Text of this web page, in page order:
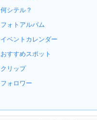
何シテル？
フォトアルバム
イベントカレンダー
おすすめスポット
クリップ
フォロワー